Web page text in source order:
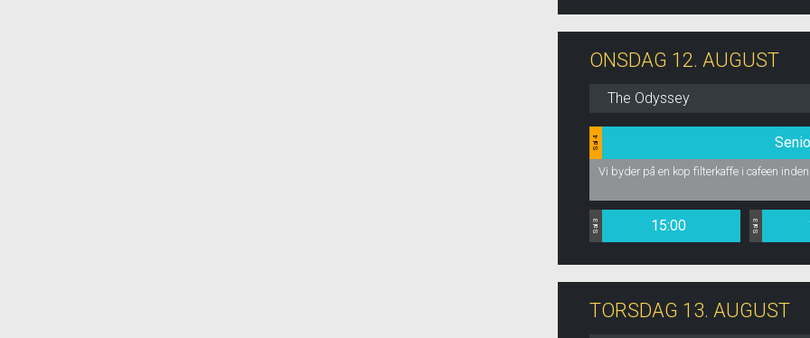
ONSDAG 12. AUGUST
The Odyssey
Sal 4
Vi byder på en kop filterkaffe i cafeen inden
Sal 3 15:00 Sal 3
TORSDAG 13. AUGUST